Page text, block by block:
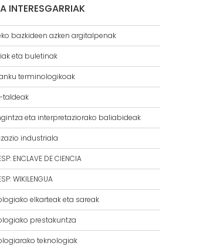
INTERESGARRIAK
bazkideen azken argitalpenak
eta buletinak
terminologikoak
taldeak
eta interpretaziorako baliabideak
industriala
ENCLAVE DE CIENCIA
WIKILENGUA
elkarteak eta sareak
prestakuntza
teknologiak